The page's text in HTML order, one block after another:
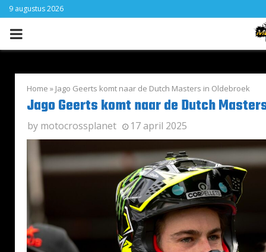
9 augustus 2026
PRIMARY
Home » Jago Geerts komt naar de Dutch Masters in Oldebroek
Jago Geerts komt naar de Dutch
by motocrossplanet 17 april 2025